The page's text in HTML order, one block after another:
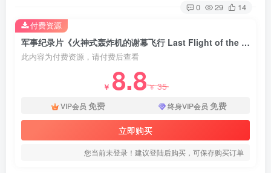
0 29 14
军事纪录片《火神式轰炸机的谢幕飞行 Last Flight of the Vulcan Bomber》下载
此内容为付费资源，请付费后查看
￥ 8.8￥35
VIP会员 免费 终身VIP会员 免费
立即购买
您当前未登录！建议登陆后购买，可保存购买订单
付费资源